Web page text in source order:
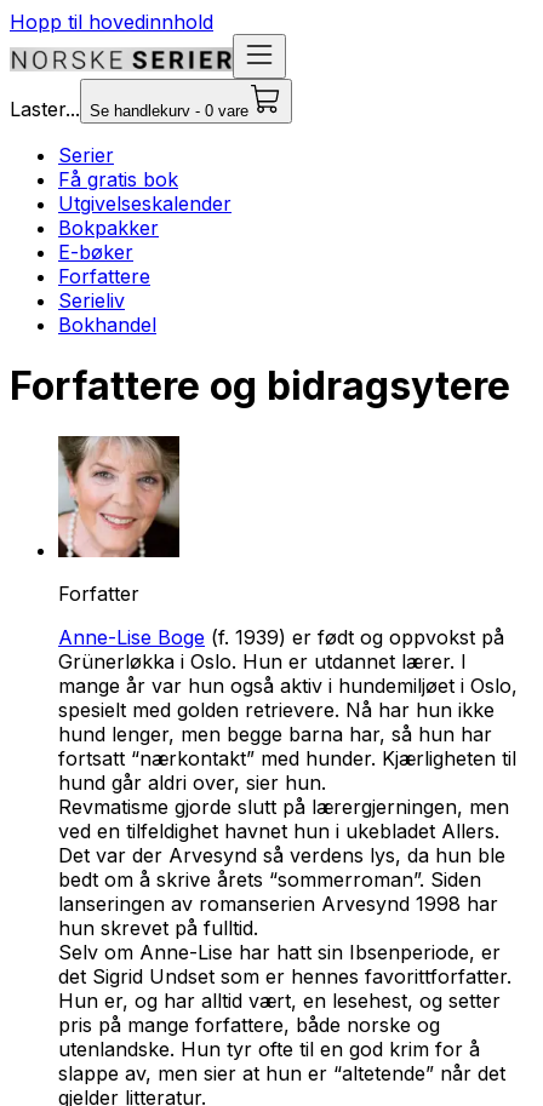
Hopp til hovedinnhold
Laster... Se handlekurv - 0 vare
Serier
Få gratis bok
Utgivelseskalender
Bokpakker
E-bøker
Forfattere
Serieliv
Bokhandel
Forfattere og bidragsytere
Forfatter
Anne-Lise Boge (f. 1939) er født og oppvokst på
Grünerløkka i Oslo. Hun er utdannet lærer. I
mange år var hun også aktiv i hundemiljøet i Oslo,
spesielt med golden retrievere. Nå har hun ikke
hund lenger, men begge barna har, så hun har
fortsatt “nærkontakt” med hunder. Kjærligheten til
hund går aldri over, sier hun.
Revmatisme gjorde slutt på lærergjerningen, men
ved en tilfeldighet havnet hun i ukebladet Allers.
Det var der Arvesynd så verdens lys, da hun ble
bedt om å skrive årets “sommerroman”. Siden
lanseringen av romanserien Arvesynd 1998 har
hun skrevet på fulltid.
Selv om Anne-Lise har hatt sin Ibsenperiode, er
det Sigrid Undset som er hennes favorittforfatter.
Hun er, og har alltid vært, en lesehest, og setter
pris på mange forfattere, både norske og
utenlandske. Hun tyr ofte til en god krim for å
slappe av, men sier at hun er “altetende” når det
gjelder litteratur.